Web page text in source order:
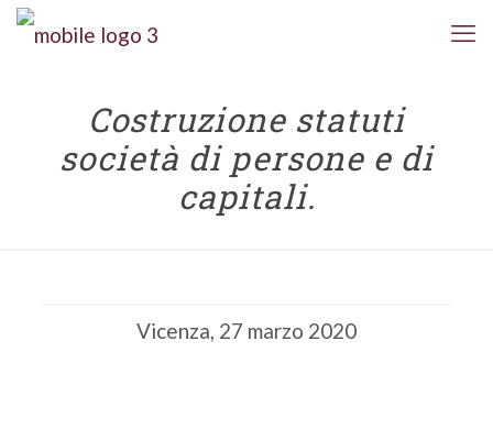
Costruzione statuti
società di persone e di
capitali.
Vicenza, 27 marzo 2020